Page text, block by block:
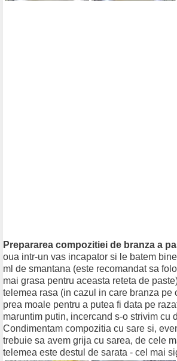
Prepararea compozitiei de branza a
oua intr-un vas incapator si le batem
ml de smantana (este recomandat sa
mai grasa pentru aceasta reteta de
telemea rasa (in cazul in care branza pe
prea moale pentru a putea fi data pe
maruntim putin, incercand s-o strivim cu
Condimentam compozitia cu sare si,
trebuie sa avem grija cu sarea, de cele
telemea este destul de sarata - cel mai